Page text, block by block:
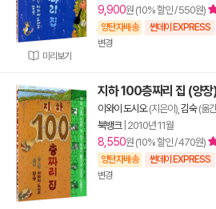
미리보기
9,900원 (10% 할인 / 550원)
양탄자배송 썬데이 EXPRESS
변경
지하 100층짜리 집 (양
이와이 도시오(지은이), 김숙(옮
북뱅크| 2010년 11월
8,550원 (10% 할인 / 470원)
양탄자배송 썬데이 EXPRESS
변경